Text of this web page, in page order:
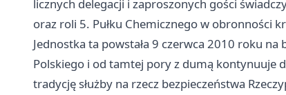
licznych delegacji i zaproszonych gości
oraz roli 5. Pułku Chemicznego w obronności
Jednostka ta powstała 9 czerwca 2010 roku
Polskiego i od tamtej pory z dumą kontynuuje
tradycję służby na rzecz bezpieczeństwa